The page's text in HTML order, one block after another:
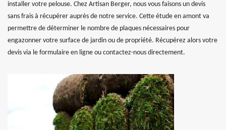
installer votre pelouse. Chez Artisan Berger, nous vous faisons un devis
sans frais à récupérer auprès de notre service. Cette étude en amont va
permettre de déterminer le nombre de plaques nécessaires pour
engazonner votre surface de jardin ou de propriété. Récupérez alors votre
devis via le formulaire en ligne ou contactez-nous directement.